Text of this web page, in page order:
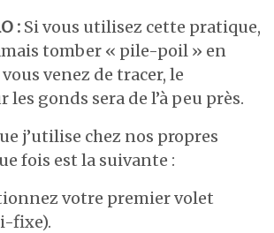
: Si vous utilisez cette pratique,
tomber « pile-poil » en
venez de tracer, le
gonds sera de l’à peu près.
j’utilise chez nos propres
fois est la suivante :
votre premier volet
fixe).